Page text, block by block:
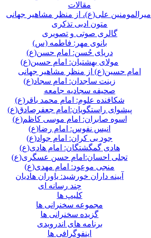
مقالات
امیرالمومنین علی(ع)، از منظر مشاهیر جهانی
متون ادبی تذکری
گالری صوتی و تصویری
بانوی مهر: فاطمه (س)
دریای حُسن: امام حسن(ع)
مولای بهشتیان: امام حسین(ع)
امام حسین(ع) از منظر مشاهیر جهانی
زینت ساجدان: امام سجاد(ع)
صحیفه سجادیه جامعه
شکافنده علوم: امام محمد باقر(ع)
پیشوای راستگویان:امام جعفرصادق(ع)
اسوه صابران: امام موسی کاظم(ع)
انیس نفوس: امام رضا(ع)
جود بی کران: امام جواد(ع)
هادی گمگشتگان: امام هادی(ع)
تجلی احسان:امام حسن عسگری(ع)
منجی موعود: امام مهدی(ع)
آیینه داران خورشید: یاوران هادیان
چند رسانه ای
کلیپ ها
مجموعه سخنرانی ها
گزیده سخنرانی ها
برنامه های اندرویدی
اینفوگرافی ها